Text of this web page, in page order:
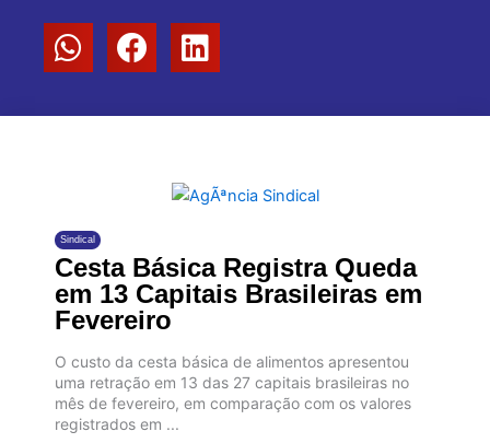
Sindical
Cesta Básica Registra Queda
em 13 Capitais Brasileiras em
Fevereiro
O custo da cesta básica de alimentos apresentou
uma retração em 13 das 27 capitais brasileiras no
mês de fevereiro, em comparação com os valores
registrados em ...